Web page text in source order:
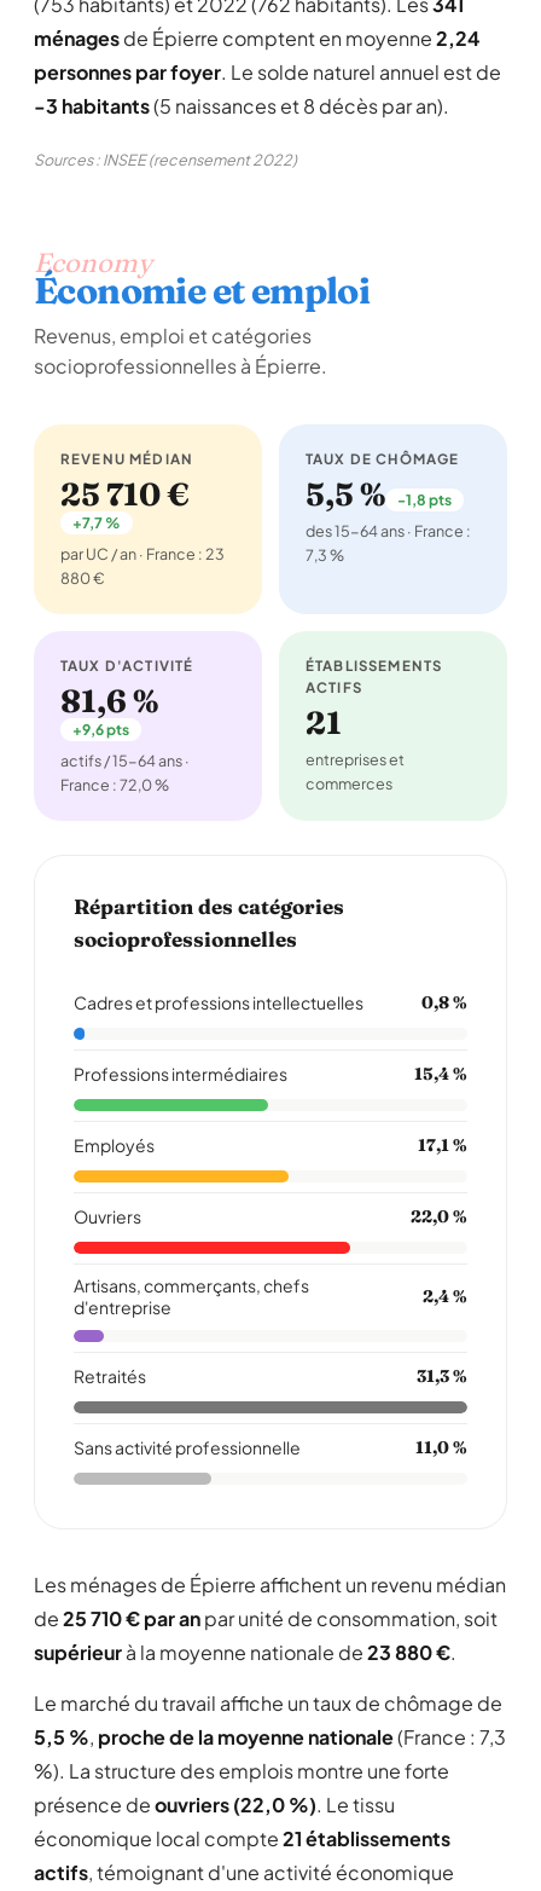
ménagesde Épierre comptent en moyenne2,24
personnes par foyer. Le solde naturel annuel est de
-3 habitants(5 naissances et 8 décès par an).
Sources : INSEE (recensement 2022)
Economy
Économie et emploi
Revenus, emploi et catégories
socioprofessionnelles à Épierre.
REVENU MÉDIAN
25 710 €
+7,7 %
par UC / an · France : 23
880 €
TAUX DE CHÔMAGE
5,5 % -1,8 pts
des 15-64 ans · France :
7,3 %
TAUX D'ACTIVITÉ
81,6 %
+9,6 pts
actifs / 15-64 ans ·
France : 72,0 %
ÉTABLISSEMENTS
ACTIFS
21
entreprises et
commerces
Répartition des catégories
socioprofessionnelles
Cadres et professions intellectuelles 0,8 %
Professions intermédiaires 15,4 %
Employés 17,1 %
Ouvriers 22,0 %
Artisans, commerçants, chefs
d'entreprise
2,4 %
Retraités 31,3 %
Sans activité professionnelle 11,0 %
Les ménages de Épierre affichent un revenu médian
de25 710 € par anpar unité de consommation, soit
supérieurà la moyenne nationale de23 880 €.
Le marché du travail affiche un taux de chômage de
5,5 %, proche de la moyenne nationale(France : 7,3
%). La structure des emplois montre une forte
présence deouvriers (22,0 %). Le tissu
économique local compte21 établissements
actifs, témoignant d'une activité économique